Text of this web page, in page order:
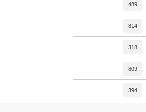
489
814
318
809
394